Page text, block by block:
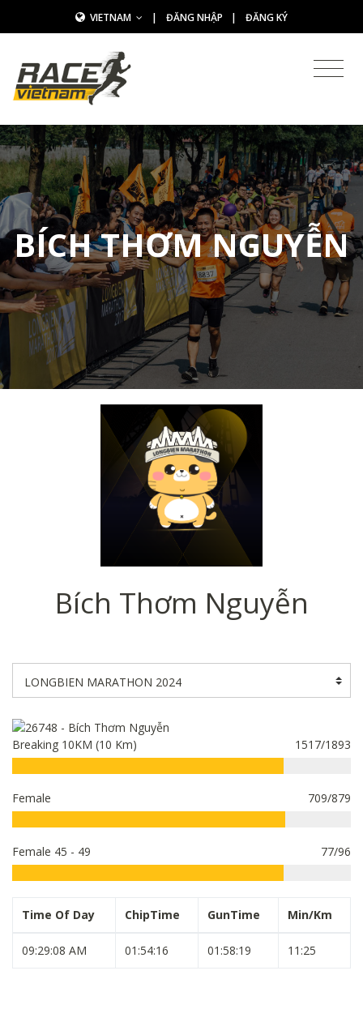
VIETNAM | ĐĂNG NHẬP | ĐĂNG KÝ
BÍCH THƠM NGUYỄN
Bích Thơm Nguyễn
Breaking 10KM (10 Km) 1517/1893
Female 709/879
Female 45 - 49 77/96
Time Of Day ChipTime GunTime Min/Km
09:29:08 AM 01:54:16 01:58:19 11:25